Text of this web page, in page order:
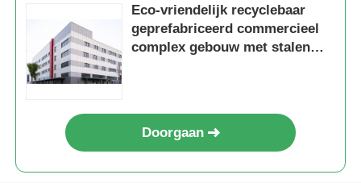
Eco-vriendelijk recyclebaar
geprefabriceerd commercieel
complex gebouw met stalen
Doorgaan